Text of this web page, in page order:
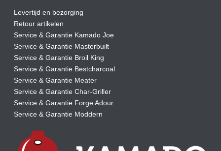
Levertijd en bezorging
Retour artikelen
Service & Garantie Kamado Joe
Service & Garantie Masterbuilt
Service & Garantie Broil King
Service & Garantie Bestcharcoal
Service & Garantie Meater
Service & Garantie Char-Griller
Service & Garantie Forge Adour
Service & Garantie Moddern